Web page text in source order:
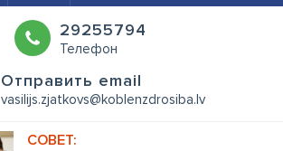
29255794
Телефон
Oтправить email
vasilijs.zjatkovs@koblenzdrosiba.lv